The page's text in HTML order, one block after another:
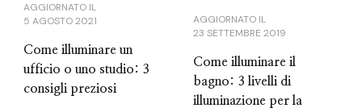
AGGIORNATO IL
5 AGOSTO 2021
Come illuminare un
ufficio o uno studio: 3
consigli preziosi
AGGIORNATO IL
23 SETTEMBRE 2019
Come illuminare il
bagno: 3 livelli di
illuminazione per la